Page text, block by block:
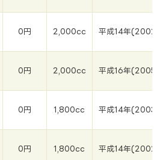
0円 2,000cc 平成14年(2002
0円 2,000cc 平成16年(2005
0円 1,800cc 平成14年(2003
0円 1,800cc 平成14年(2002